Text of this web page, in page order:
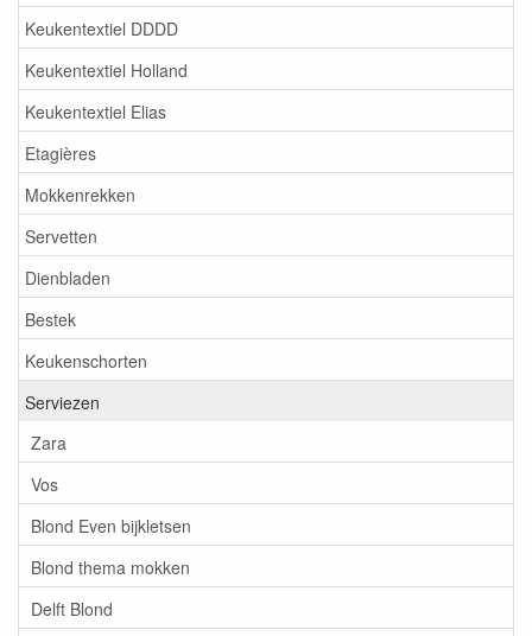
Keukentextiel DDDD
Keukentextiel Holland
Keukentextiel Elias
Etagières
Mokkenrekken
Servetten
Dienbladen
Bestek
Keukenschorten
Serviezen
Zara
Vos
Blond Even bijkletsen
Blond thema mokken
Delft Blond